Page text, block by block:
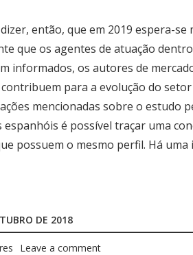
então, que em 2019 espera-
que os agentes de atuação
informados, os autores de
para a evolução do
mencionadas sobre o estudo
espanhóis é possível traçar uma
possuem o mesmo perfil. Há
DE 2018
Leave a comment